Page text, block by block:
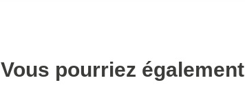
Vous pourriez également